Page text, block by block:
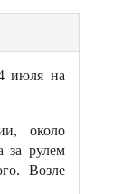
июля на
около
за рулем
Возле